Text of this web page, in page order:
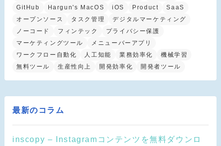
GitHub
Hargun's MacOS iOS Product
SaaS
オープンソース
タスク管理
デジタルマーケティング
ノーコード
フィンテック
プライバシー保護
マーケティングツール
メニューバーアプリ
ワークフロー自動化
人工知能 業務効率化
機械学習
無料ツール
生産性向上 開発効率化 開発者ツール
最新のコラム
inscopy – Instagramコンテンツを無料ダウンロ